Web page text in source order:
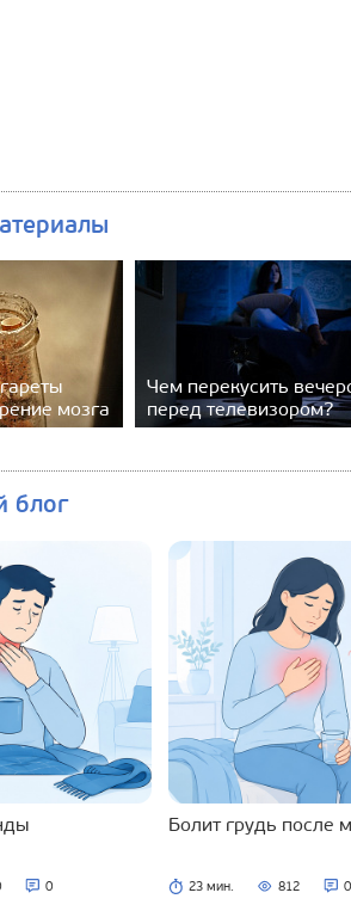
мозга
Чем перекусить
перед телевизором?
блог
0
Болит грудь после
23 мин. 812 0